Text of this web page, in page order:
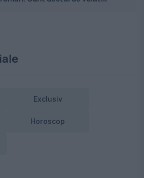
Exclusiv
Horoscop